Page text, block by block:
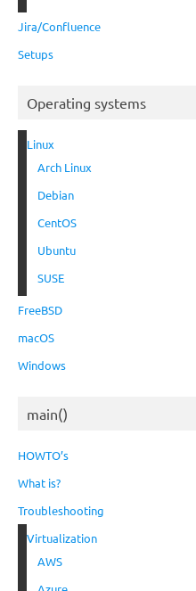
Jira/Confluence
Setups
Operating systems
Linux
Arch Linux
Debian
CentOS
Ubuntu
SUSE
FreeBSD
macOS
Windows
main()
HOWTO’s
What is?
Troubleshooting
Virtualization
AWS